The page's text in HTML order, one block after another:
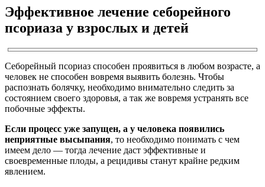
Эффективное лечение себорейного
псориаза у взрослых и детей
Себорейный псориаз способен проявиться в любом возрасте, а
человек не способен вовремя выявить болезнь. Чтобы
распознать болячку, необходимо внимательно следить за
состоянием своего здоровья, а так же вовремя устранять все
побочные эффекты.
Если процесс уже запущен, а у человека появились
неприятные высыпания, то необходимо понимать с чем
имеем дело — тогда лечение даст эффективные и
своевременные плоды, а рецидивы станут крайне редким
явлением.